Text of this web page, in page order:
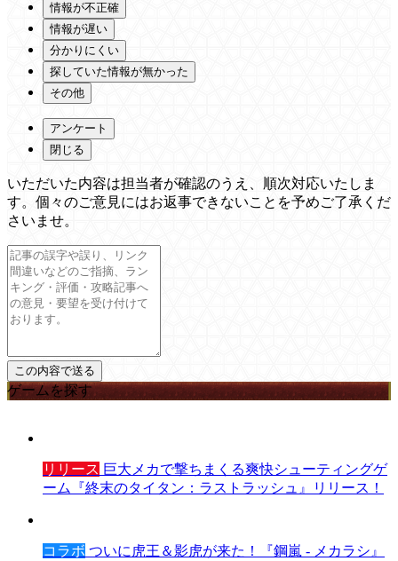
情報が不正確
情報が遅い
分かりにくい
探していた情報が無かった
その他
アンケート
閉じる
いただいた内容は担当者が確認のうえ、順次対応いたしま
す。個々のご意見にはお返事できないことを予めご了承くだ
さいませ。
ゲームを探す
リリース 巨大メカで撃ちまくる爽快シューティングゲ
ーム『終末のタイタン：ラストラッシュ』リリース！
コラボ ついに虎王＆影虎が来た！『鋼嵐 - メカラシ』